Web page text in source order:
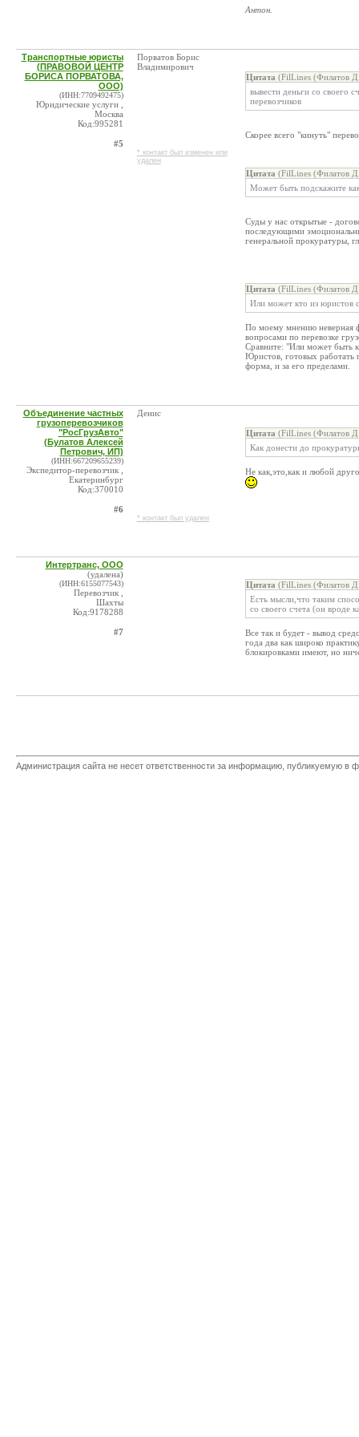
Антон.
Транспортные юристы
(ПРАВОВОЙ ЦЕНТР
БОРИСА ПОРВАТОВА,
ООО)
(ИНН:7709492475)
Юридические услуги ,
Москва
Код:995281
#5
Порватов Борис
Владимирович
* контакт был изменен или
удален
Цитата (FilLines (Филатов
вывести деньги со своего
перевозчиков
Скорее всего "кинуть"
Цитата (FilLines (Филатов
Может быть подскажите
Суды у нас открытые -
последующими
генеральной прокуратуры,
Цитата (FilLines (Филатов
Или может кто из юристов
По моему мнению неверная
вопросами по перевозке
Сравните: "Или может быть
Юристов, готовых работать
форма, и за его пределами.
Объединение частных
грузоперевозчиков
"РосГрузАвто"
(Булатов Алексей
Петрович, ИП)
(ИНН:667209655239)
Экспедитор-перевозчик ,
Екатеринбург
Код:370010
#6
Денис
* контакт был удален
Цитата (FilLines (Филатов
Как донести до
Не как,это,как и любой
Интертранс, ООО
(удалена)
(ИНН:6155077543)
Перевозчик ,
Шахты
Код:9178288
#7
Цитата (FilLines (Филатов
Есть мысли,что таким
со своего счета (он вроде
Все так и будет - вывод
года два как широко
блокировками имеют, но
Администрация сайта не несет ответственности за информацию, публикуемую